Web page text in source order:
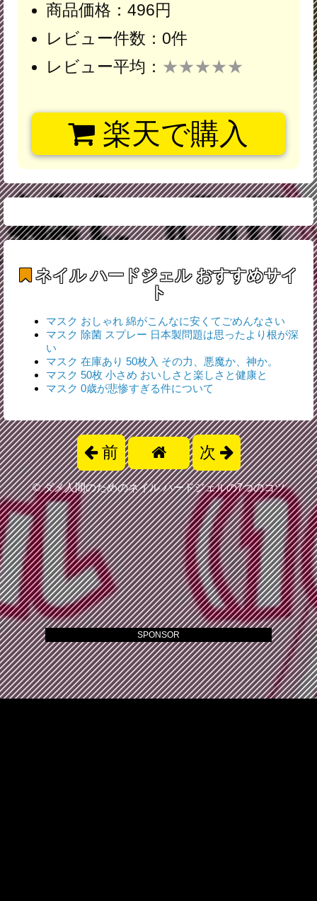
商品価格：496円
レビュー件数：0件
レビュー平均： ★★★★★
楽天で購入
ネイル ハードジェルおすすめサイ
ト
マスク おしゃれ 綿がこんなに安くてごめんなさい
マスク 除菌 スプレー 日本製問題は思ったより根が深
い
マスク 在庫あり 50枚入 その力、悪魔か、神か。
マスク 50枚 小さめ おいしさと楽しさと健康と
マスク 0歳が悲惨すぎる件について
前 次
©ダメ人間のためのネイル ハードジェルの7つのコツ
SPONSOR